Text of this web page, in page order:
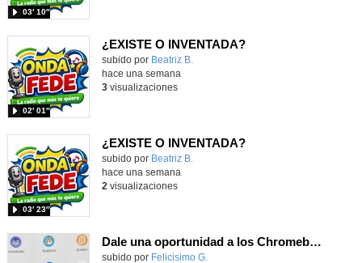
03′ 10″
¿EXISTE O INVENTADA?
Contenido educativo.
subido por Beatriz B.
02′ 01″
hace una semana
3visualizaciones
¿EXISTE O INVENTADA?
Contenido educativo.
subido por Beatriz B.
03′ 23″
hace una semana
2 visualizaciones
Dale una oportunidad a los Chromebooks y utiliza un proyector para realizar talleres si no tienes pantallas táctiles
Contenido educativo.
subido por Felicisimo G.